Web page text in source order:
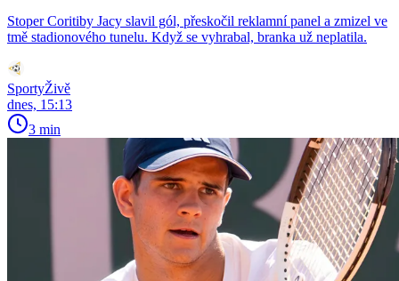
Stoper Coritiby Jacy slavil gól, přeskočil reklamní panel a zmizel ve
tmě stadionového tunelu. Když se vyhrabal, branka už neplatila.
SportyŽivě
dnes, 15:13
3 min